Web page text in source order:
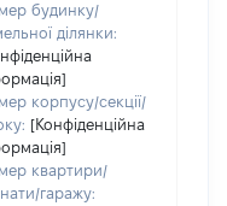
будинку/
ділянки:
корпусу/секції/
[Конфіденційна
квартири/
гаражу: